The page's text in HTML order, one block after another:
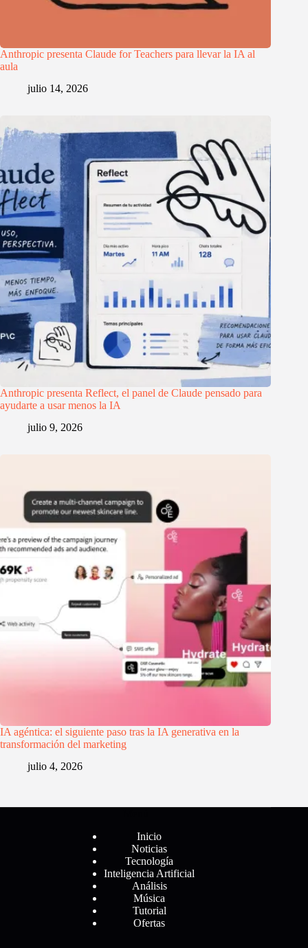
Anthropic presenta Claude for Teachers para llevar la IA al
aula
julio 14, 2026
Anthropic presenta Reflect, el panel de Claude pensado para
ayudarte a usar menos la IA
julio 9, 2026
IA agéntica: el siguiente paso tras la IA generativa en la
transformación del marketing
julio 4, 2026
Inicio
Noticias
Tecnología
Inteligencia Artificial
Análisis
Música
Tutorial
Ofertas